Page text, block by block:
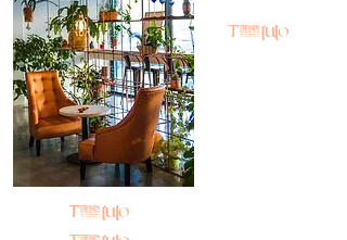
Título
Título